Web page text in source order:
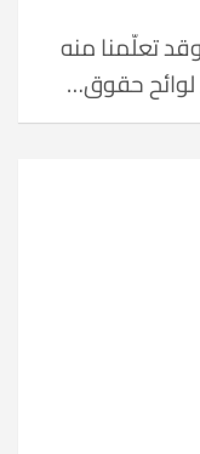
جميل السلحوتيغادرنا العام 2023 وقد تعلّمنا منه
لوائح حقوق…